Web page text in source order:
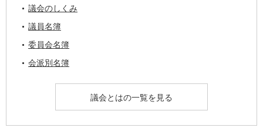
議会のしくみ
議員名簿
委員会名簿
会派別名簿
議会とはの一覧を見る